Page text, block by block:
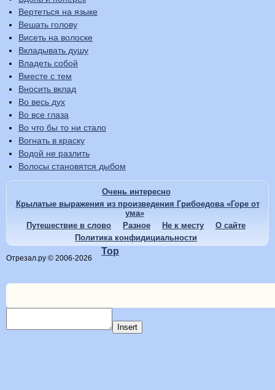
Вертеться на языке
Вешать голову
Висеть на волоске
Вкладывать душу
Владеть собой
Вместе с тем
Вносить вклад
Во весь дух
Во все глаза
Во что бы то ни стало
Вогнать в краску
Водой не разлить
Волосы становятся дыбом
Очень интересно
Крылатые выражения из произведения Грибоедова «Горе от
ума»
Путешествие в слово
Разное Не к месту
О сайте
Политика конфидициальности
Отрезал.ру © 2006-2026
Top
Insert